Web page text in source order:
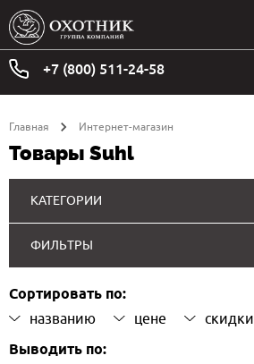
+7 (800) 511-24-58
Главная Интернет-магазин
Товары Suhl
КАТЕГОРИИ
ФИЛЬТРЫ
Сортировать по:
названию цене скидки
Выводить по: